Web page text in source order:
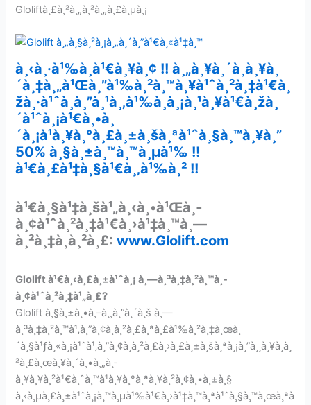
Gloliftà¸£à¸²à¸„à¸²à¸„à¸£à¸µà¸¡
à¸‹à¸·à¹‰à¸­à¹€à¸¥à¸¢ !! à¸„à¸¥à¸´à¸à¸¥à¸
´à¸‡à¸„à¹Œà¸”à¹‰à¸²à¸™à¸¥à¹ˆà¸²à¸‡à¹€à¸
žà¸·à¹ˆà¸­à¸”à¸¹à¸‚à¹‰à¸­à¸¡à¸¹à¸¥à¹€à¸žà¸
´à¹ˆà¸¡à¹€à¸•à¸
´à¸¡à¹à¸¥à¸°à¸£à¸±à¸šà¸ªà¹ˆà¸§à¸™à¸¥à¸”
50% à¸§à¸±à¸™à¸™à¸µà¹‰ !!
à¹€à¸£à¹‡à¸§à¹€à¸‚à¹‰à¸² !!
à¹€à¸§à¹‡à¸šà¹„à¸‹à¸•à¹Œà¸­
à¸¢à¹ˆà¸²à¸‡à¹€à¸›à¹‡à¸™à¸—
à¸²à¸‡à¸à¸²à¸£:www.Glolift.com
Glolift à¹€à¸‹à¸£à¸±à¹ˆà¸¡ à¸—à¸³à¸‡à¸²à¸™à¸­
à¸¢à¹ˆà¸²à¸‡à¹„à¸£?
Glolift à¸§à¸±à¸•à¸–à¸¸à¸”à¸´à¸š à¸—
à¸³à¸‡à¸²à¸™à¹‚à¸”à¸¢à¸à¸²à¸£à¸ªà¸£à¹‰à¸²à¸‡à¸œà¸
´à¸§à¹ƒà¸«à¸¡à¹ˆà¹‚à¸”à¸¢à¸à¸²à¸£à¸›à¸£à¸±à¸šà¸ªà¸¡à¸”à¸¸à¸¥à¸à¸
²à¸£à¸œà¸¥à¸´à¸•à¸„à¸­
à¸¥à¸¥à¸²à¹€à¸ˆà¸™à¹à¸¥à¸°à¸ªà¸¥à¸²à¸¢à¸•à¸±à¸§
à¸‹à¸µà¸£à¸±à¹ˆà¸¡à¸™à¸µà¹‰à¹€à¸›à¹‡à¸™à¸ªà¹ˆà¸§à¸™à¸œà¸ªà